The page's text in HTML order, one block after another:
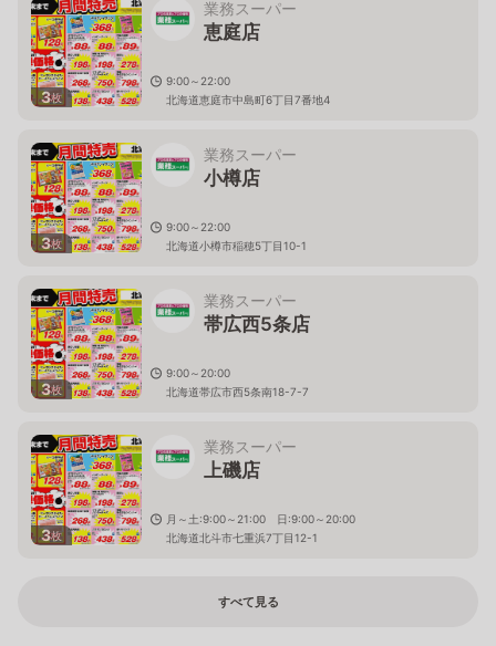
3枚
業務スーパー
恵庭店
9:00～22:00
北海道恵庭市中島町6丁目7番地4
3枚
業務スーパー
小樽店
9:00～22:00
北海道小樽市稲穂5丁目10-1
3枚
業務スーパー
帯広西5条店
9:00～20:00
北海道帯広市西5条南18-7-7
3枚
業務スーパー
上磯店
月～土:9:00～21:00 日:9:00～20:00
北海道北斗市七重浜7丁目12-1
すべて見る